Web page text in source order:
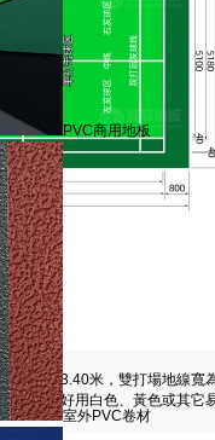
PVC商用地板
室外PVC卷材
度為13.40米，雙打場地線寬
界限最好用白色、黃色或其它